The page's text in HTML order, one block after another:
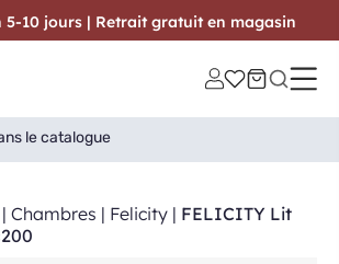
| Chambres | Felicity | FELICITY Lit
5-10 jours | Retrait gratuit en magasin